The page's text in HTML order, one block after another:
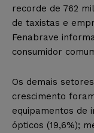
recorde de 762
de taxistas e
Fenabrave
consumidor
Os demais
crescimento
equipamentos de
ópticos (19,6%);